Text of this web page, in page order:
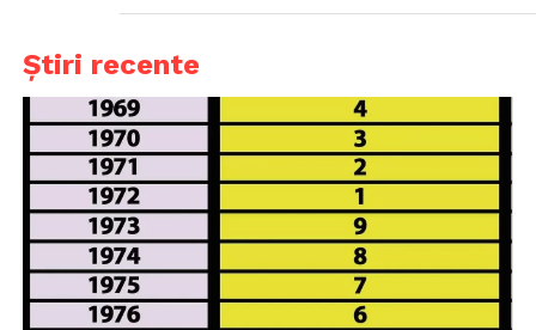
Știri recente